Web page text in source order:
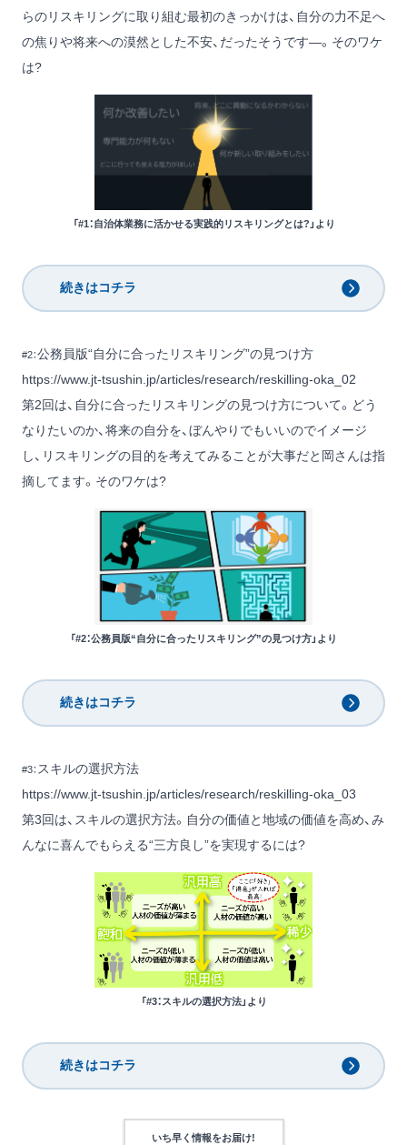
らのリスキリングに取り組む最初のきっかけは、自分の力不足へ
の焦りや将来への漠然とした不安、だったそうです―。そのワケ
は?
「#1：自治体業務に活かせる実践的リスキリングとは?」より
続きはコチラ
#2：公務員版“自分に合ったリスキリング”の見つけ方
https://www.jt-tsushin.jp/articles/research/reskilling-oka_02
第2回は、自分に合ったリスキリングの見つけ方について。どう
なりたいのか、将来の自分を、ぼんやりでもいいのでイメージ
し、リスキリングの目的を考えてみることが大事だと岡さんは指
摘してます。そのワケは?
「#2：公務員版“自分に合ったリスキリング”の見つけ方」より
続きはコチラ
#3： スキルの選択方法
https://www.jt-tsushin.jp/articles/research/reskilling-oka_03
第3回は、スキルの選択方法。自分の価値と地域の価値を高め、み
んなに喜んでもらえる“三方良し”を実現するには?
「#3：スキルの選択方法」より
続きはコチラ
いち早く情報をお届け!